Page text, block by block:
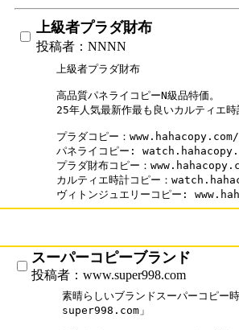
上級者プラダ財布
投稿者：NNNN
上級者プラダ財布
高品質パネライコピーN級品特価。
25年人気最新作最も良いカルティエ
プラダコピー：
パネライコピー:
プラダ財布コピー：
カルティエ時計コピー：
スーパーコピーブランド
投稿者：www.super998.com
素晴らしいブランドスーパーコピー
super998.com」